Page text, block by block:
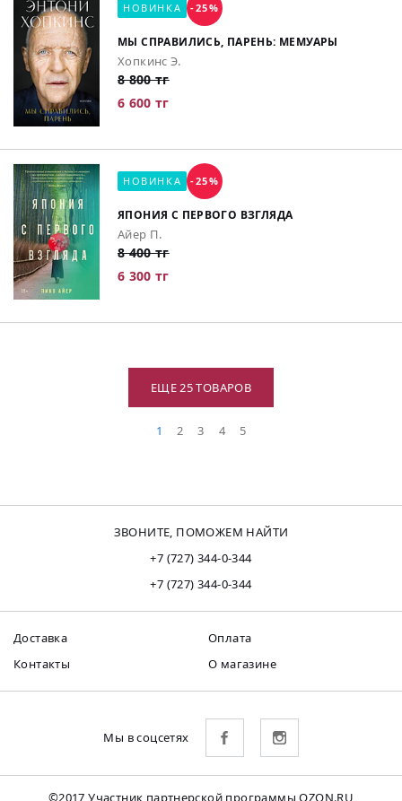
НОВИНКА -25%
МЫ СПРАВИЛИСЬ, ПАРЕНЬ: МЕМУАРЫ
Хопкинс Э.
8 800 тг
6 600 тг
НОВИНКА -25%
ЯПОНИЯ С ПЕРВОГО ВЗГЛЯДА
Айер П.
8 400 тг
6 300 тг
ЕЩЕ 25 ТОВАРОВ
1 2 3 4 5
ЗВОНИТЕ, ПОМОЖЕМ НАЙТИ
+7 (727) 344-0-344
+7 (727) 344-0-344
Доставка
Оплата
Контакты
О магазине
Мы в соцсетях
©2017 Участник партнерской программы OZON.RU